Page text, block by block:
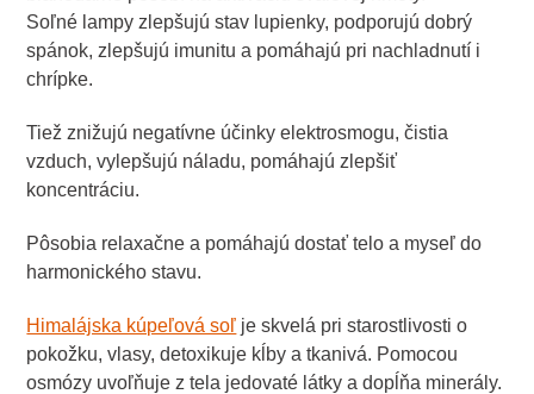
Soľné lampy zlepšujú stav lupienky, podporujú dobrý
spánok, zlepšujú imunitu a pomáhajú pri nachladnutí i
chrípke.
Tiež znižujú negatívne účinky elektrosmogu, čistia
vzduch, vylepšujú náladu, pomáhajú zlepšiť
koncentráciu.
Pôsobia relaxačne a pomáhajú dostať telo a myseľ do
harmonického stavu.
Himalájska kúpeľová soľ je skvelá pri starostlivosti o
pokožku, vlasy, detoxikuje kĺby a tkanivá. Pomocou
osmózy uvoľňuje z tela jedovaté látky a dopĺňa minerály.